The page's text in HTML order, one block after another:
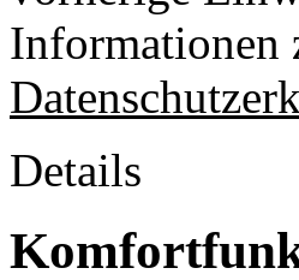
Informationen
Details